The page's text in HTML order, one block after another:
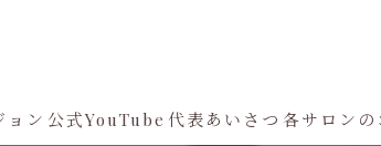
ョン 公式YouTube 代表あいさつ 各サロンの